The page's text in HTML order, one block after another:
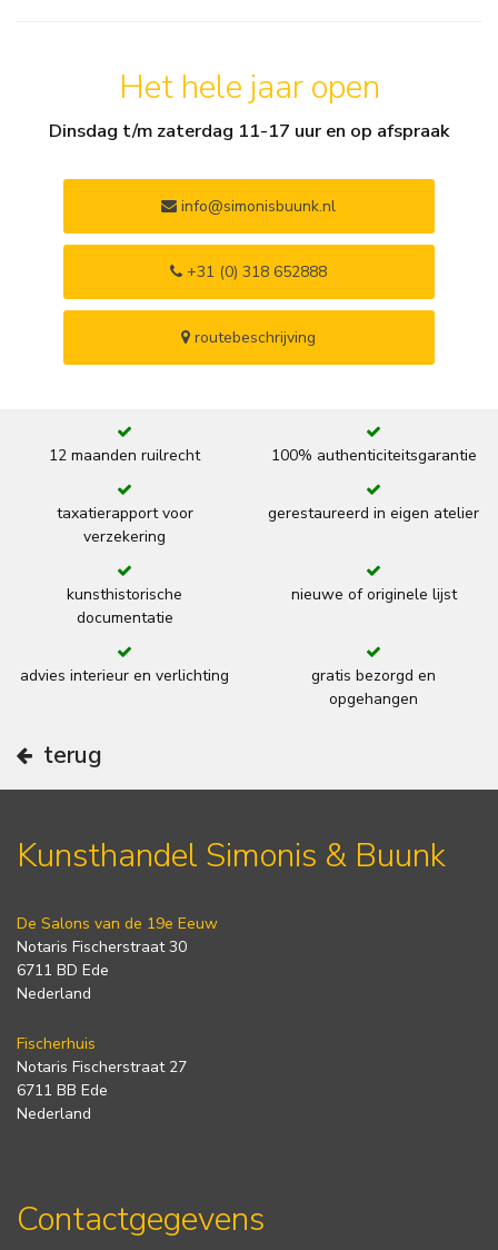
Het hele jaar open
Dinsdag t/m zaterdag 11-17 uur en op afspraak
info@simonisbuunk.nl
+31 (0) 318 652888
routebeschrijving
12 maanden ruilrecht 100% authenticiteitsgarantie
taxatierapport voor
verzekering
gerestaureerd in eigen atelier
kunsthistorische
documentatie
nieuwe of originele lijst
advies interieur en verlichting
gratis bezorgd en
opgehangen
terug
Kunsthandel Simonis & Buunk
De Salons van de 19e Eeuw
Notaris Fischerstraat 30
6711 BD Ede
Nederland
Fischerhuis
Notaris Fischerstraat 27
6711 BB Ede
Nederland
Contactgegevens